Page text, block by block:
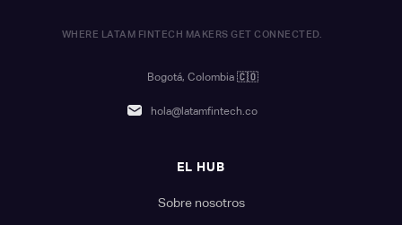
WHERE LATAM FINTECH MAKERS GET CONNECTED.
Bogotá, Colombia 🇨🇴
hola@latamfintech.co
EL HUB
Sobre nosotros